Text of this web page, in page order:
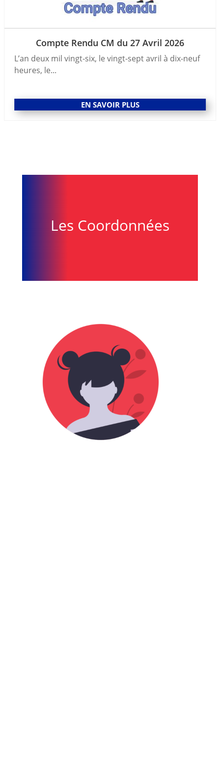
Compte Rendu CM du 27 Avril 2026
L’an deux mil vingt-six, le vingt-sept avril à dix-neuf
heures, le...
EN SAVOIR PLUS
Les Coordonnées